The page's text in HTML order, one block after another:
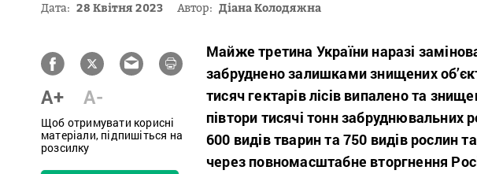
Дата: 28 Квітня 2023 Автор: Діана Колодяжна
A+ A-
Щоб отримувати корисні
матеріали, підпишіться на
розсилку
Майже третина України наразі
забруднено залишками знищених
тисяч гектарів лісів випалено та
півтори тисячі тонн забруднювальних
600 видів тварин та 750 видів рослин
через повномасштабне вторгнення